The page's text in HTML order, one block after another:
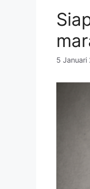
5 Januari